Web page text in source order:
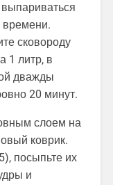
времени.
сковороду
1 литр, в
дважды
20 минут.
слоем на
коврик.
посыпьте их
и